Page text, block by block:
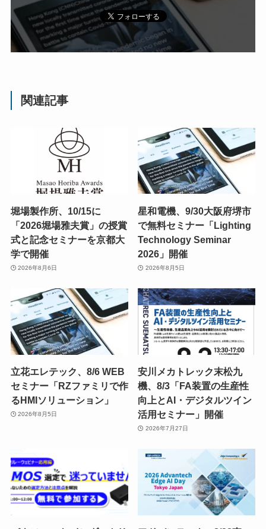
関連記事
堀場製作所、10/15に
「2026堀場雅夫賞」の授賞
式と記念セミナーを京都大
学で開催
2026年8月6日
星和電機、9/30大阪府堺市
で無料セミナー「Lighting
Technology Seminar
2026」開催
2026年8月5日
立花エレテック、8/6 WEB
セミナー「RZファミリで作
るHMIソリューション」
2026年8月5日
安川メカトレック末松九
機、8/3「FA装置の生産性
向上とAI・デジタルツイン
活用セミナー」開催
2026年7月27日